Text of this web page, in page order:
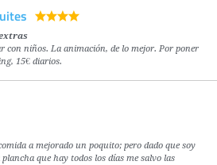
con niños. La animación, de lo mejor. Por poner
15€ diarios.
a mejorado un poquito; pero dado que soy
que hay todos los días me salvo las